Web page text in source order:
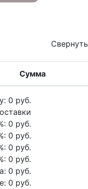
Свернуть
Сумма
0 руб.
0 руб.
0 руб.
0 руб.
0 руб.
0 руб.
0 руб.